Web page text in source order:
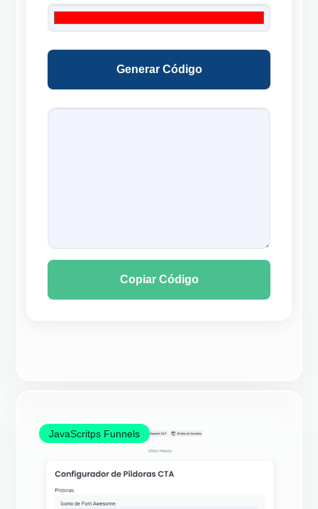
Generar Código
Copiar Código
JavaScritps Funnels